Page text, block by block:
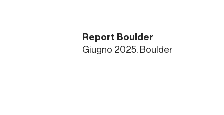
Report Boulder
Giugno 2025. Boulder